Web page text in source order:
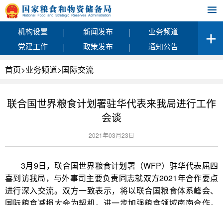
机构设置 | 新闻发布 |
业务频道
党建工作
| 政策发布 | 通知公告
首页>业务频道>国际交流
联合国世界粮食计划署驻华代表来我局进行工作
会谈
2021年03月23日
3月9日，联合国世界粮食计划署（WFP）驻华代表屈四
喜到访我局，与外事司主要负责同志就双方2021年合作要点
进行深入交流。双方一致表示，将以联合国粮食体系峰会、